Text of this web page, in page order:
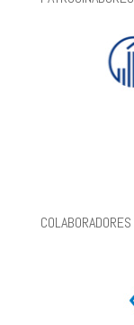
COLABORADORES